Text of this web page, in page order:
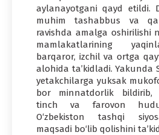
aylanayotgani qayd etildi.
muhim tashabbus va
ravishda amalga oshirilishi
mamlakatlarining
barqaror, izchil va ortga
alohida ta’kidladi. Yakunda
yetakchilarga yuksak
bor minnatdorlik bildirib,
tinch va farovon
O‘zbekiston tashqi
maqsadi bo‘lib qolishini